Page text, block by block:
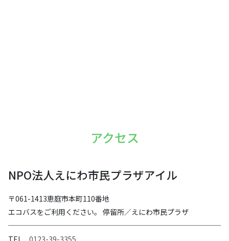
アクセス
NPO法人えにわ市民プラザアイル
〒061-1413恵庭市本町110番地
エコバスをご利用ください。 停留所／えにわ市民プラザ